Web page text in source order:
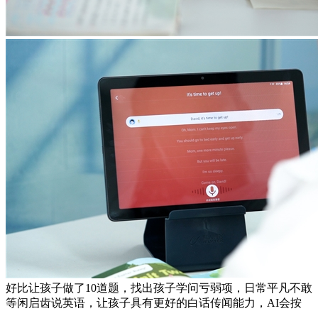
好比让孩子做了10道题，找出孩子学问亏弱项，日常平凡不敢
等闲启齿说英语，让孩子具有更好的白话传闻能力，AI会按